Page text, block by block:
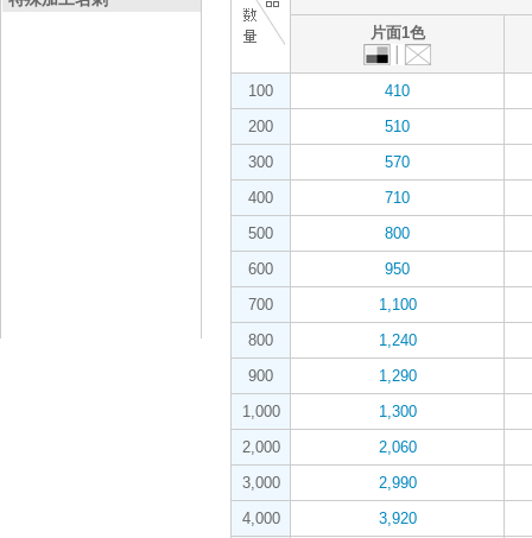
片面1色
100
410
200
510
300
570
400
710
500
800
600
950
700
1,100
800
1,240
900
1,290
1,000
1,300
2,000
2,060
3,000
2,990
4,000
3,920